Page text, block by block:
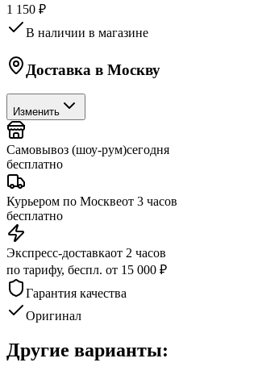
1 150 ₽
В наличии в магазине
Доставка в Москву
Изменить
Самовывоз (шоу-рум)сегодня
бесплатно
Курьером по Москвеот 3 часов
бесплатно
Экспресс-доставкаот 2 часов
по тарифу, беспл. от 15 000 ₽
Гарантия качества
Оригинал
Другие варианты: